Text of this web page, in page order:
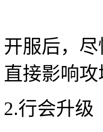
开服后，
直接影响攻
2.行会升级